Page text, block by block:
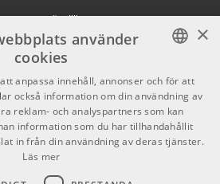
1068585
10008 kr/st
Köpvillkor
Butiken
Varumärken
GDPR & Cookies
Kontakt
SWEDISH
ENGLISH
×
använder
cookies
anpassa innehåll, annonser och för att
också information om din användning av
reklam- och analyspartners som kan
information som du har tillhandahållit
in från din användning av deras tjänster.
Läs mer